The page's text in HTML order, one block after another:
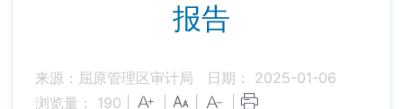
报告
来源：屈原管理区审计局
日期： 2025-01-06
浏览量： 190